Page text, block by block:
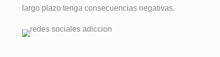
largo plazo tenga consecuencias negativas.